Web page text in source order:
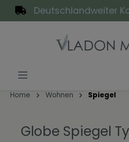
springenDeutschlandweiter
Home Wohnen Spiegel
Globe Spiegel